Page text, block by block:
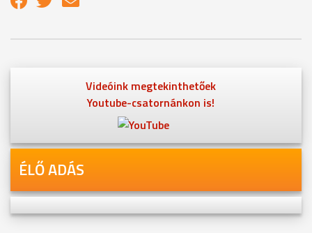
Videóink megtekinthetőek
Youtube-csatornánkon is!
ÉLŐ ADÁS